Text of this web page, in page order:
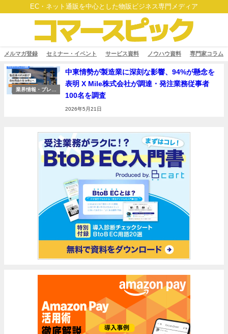
EC・ネット通販を中心とした物販ビジネス専門メディア
メルマガ登録 セミナー・イベント サービス資料 ノウハウ資料 専門家コラム
業界情報・プレス
中東情勢が製造業に深刻な影響、94%が懸念を
表明 X Mile株式会社が調達・発注業務従事者
100名を調査
2026年5月21日